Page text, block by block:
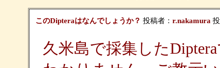
このDipteraはなんでしょうか？ 投稿者： r.nakamura
久米島で採集した